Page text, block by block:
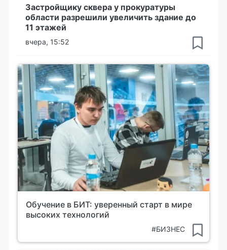
Застройщику сквера у прокуратуры
области разрешили увеличить здание до
11 этажей
вчера, 15:52
Обучение в БИТ: уверенный старт в мире
высоких технологий
#БИЗНЕС